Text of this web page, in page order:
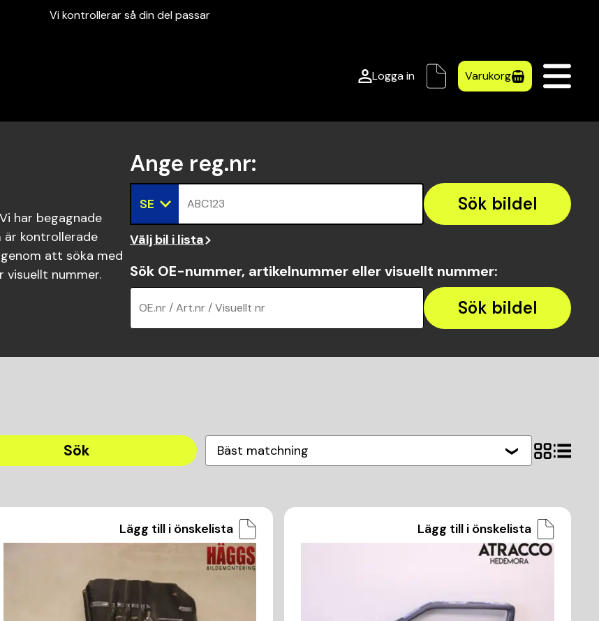
Vi kontrollerar så din del passar
Logga in Varukorg
har begagnade
är kontrollerade
genom att söka med
visuellt nummer.
Ange reg.nr:
SE ABC123 Sök bildel
Välj bil i lista
Sök OE-nummer, artikelnummer eller visuellt nummer:
OE.nr / Art.nr / Visuellt nr Sök bildel
Sök Bäst matchning
Lägg till i önskelista Lägg till i önskelista